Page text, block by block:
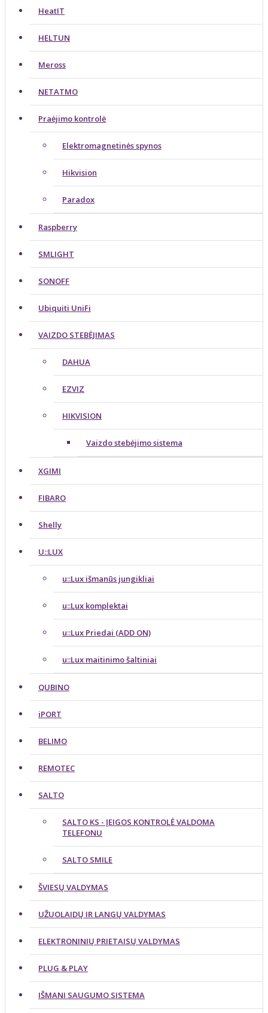
HeatIT
HELTUN
Meross
NETATMO
Praėjimo kontrolė
Elektromagnetinės spynos
Hikvision
Paradox
Raspberry
SMLIGHT
SONOFF
Ubiquiti UniFi
VAIZDO STEBĖJIMAS
DAHUA
EZVIZ
HIKVISION
Vaizdo stebėjimo sistema
XGIMI
FIBARO
Shelly
U::LUX
u::Lux išmanūs jungikliai
u::Lux komplektai
u::Lux Priedai (ADD ON)
u::Lux maitinimo šaltiniai
QUBINO
iPORT
BELIMO
REMOTEC
SALTO
SALTO KS - ĮEIGOS KONTROLĖ VALDOMA
TELEFONU
SALTO SMILE
ŠVIESŲ VALDYMAS
UŽUOLAIDŲ IR LANGŲ VALDYMAS
ELEKTRONINIŲ PRIETAISŲ VALDYMAS
PLUG & PLAY
IŠMANI SAUGUMO SISTEMA